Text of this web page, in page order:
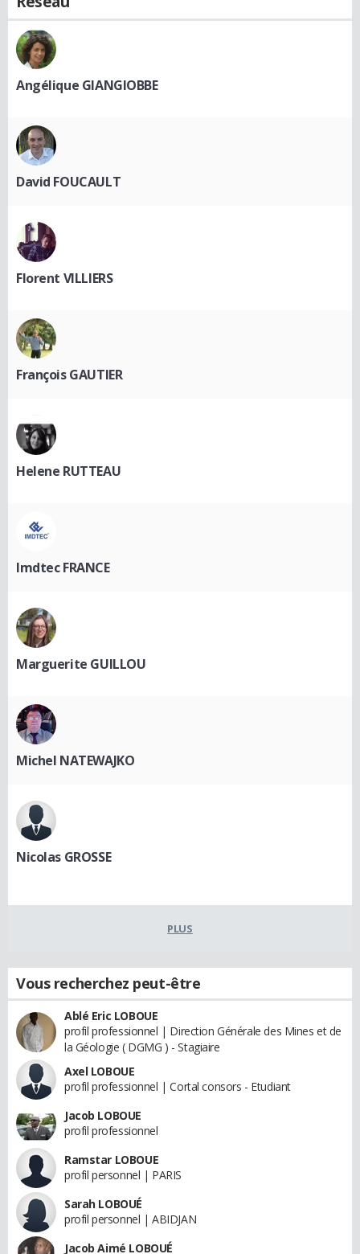
Angélique GIANGIOBBE
David FOUCAULT
Florent VILLIERS
François GAUTIER
Helene RUTTEAU
Imdtec FRANCE
Marguerite GUILLOU
Michel NATEWAJKO
Nicolas GROSSE
PLUS
Vous recherchez peut-être
Ablé Eric LOBOUE
profil professionnel | Direction Générale des Mines et de
la Géologie ( DGMG ) - Stagiaire
Axel LOBOUE
profil professionnel | Cortal consors - Etudiant
Jacob LOBOUE
profil professionnel
Ramstar LOBOUE
profil personnel | PARIS
Sarah LOBOUÉ
profil personnel | ABIDJAN
Jacob Aimé LOBOUÉ